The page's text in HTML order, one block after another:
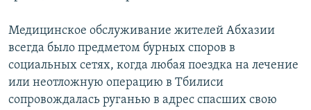
Медицинское обслуживание жителей Абхазии
всегда было предметом бурных споров в
социальных сетях, когда любая поездка на лечение
или неотложную операцию в Тбилиси
сопровождалась руганью в адрес спасших свою